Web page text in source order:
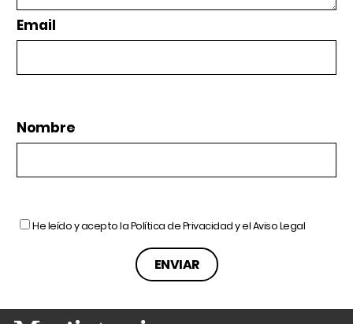
Email
Nombre
He leído y acepto laPolítica de Privacidady elAviso Legal